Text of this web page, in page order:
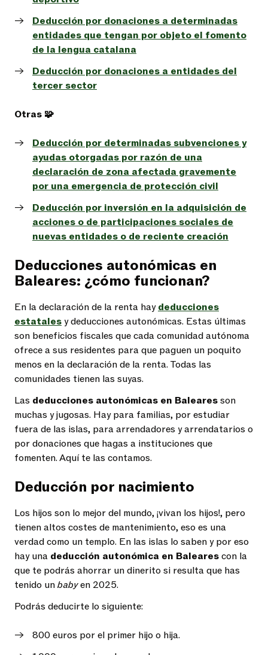
Deducción por donaciones a determinadas
entidades que tengan por objeto el fomento
de la lengua catalana
Deducción por donaciones a entidades del
tercer sector
Otras 🧩
Deducción por determinadas subvenciones y
ayudas otorgadas por razón de una
declaración de zona afectada gravemente
por una emergencia de protección civil
Deducción por inversión en la adquisición de
acciones o de participaciones sociales de
nuevas entidades o de reciente creación
Deducciones autonómicas en
Baleares: ¿cómo funcionan?
En la declaración de la renta haydeducciones
estatalesy deducciones autonómicas. Estas últimas
son beneficios fiscales que cada comunidad autónoma
ofrece a sus residentes para que paguen un poquito
menos en la declaración de la renta. Todas las
comunidades tienen las suyas.
Las deducciones autonómicas en Balearesson
muchas y jugosas. Hay para familias, por estudiar
fuera de las islas, para arrendadores y arrendatarios o
por donaciones que hagas a instituciones que
fomenten. Aquí te las contamos.
Deducción por nacimiento
Los hijos son lo mejor del mundo, ¡vivan los hijos!, pero
tienen altos costes de mantenimiento, eso es una
verdad como un templo. En las islas lo saben y por eso
hay una deducción autonómica en Balearescon la
que te podrás ahorrar un dinerito si resulta que has
tenido unbabyen 2025.
Podrás deducirte lo siguiente:
800 euros por el primer hijo o hija.